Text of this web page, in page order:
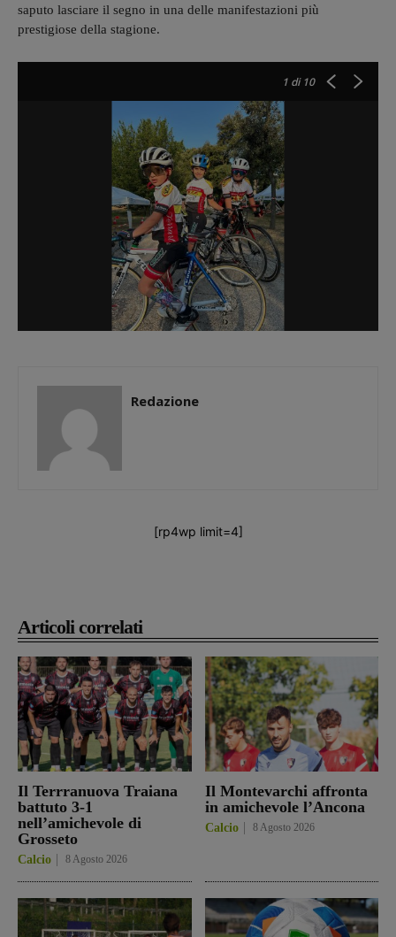
Articoli correlati
Il Terrranuova Traiana
battuto 3-1
nell’amichevole di
Grosseto
Calcio 8 Agosto 2026
Il Montevarchi affronta
in amichevole l’Ancona
Calcio 8 Agosto 2026
saputo lasciare il segno in una delle manifestazioni più
prestigiose della stagione.
1 di 10
Redazione
[rp4wp limit=4]